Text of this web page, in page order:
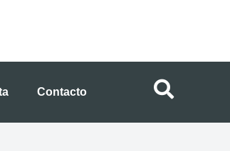
Contacto